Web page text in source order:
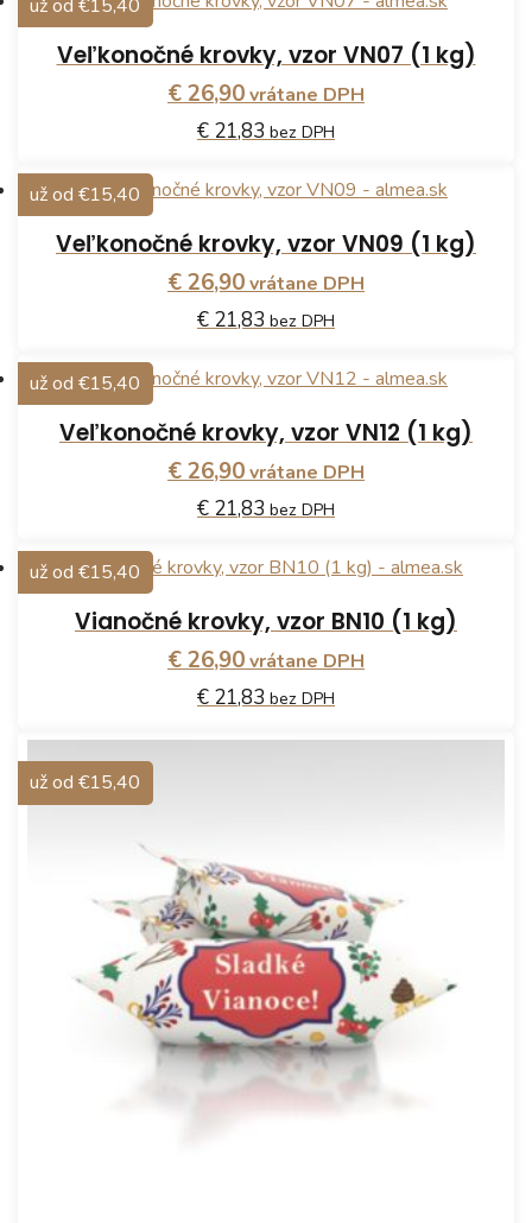
Veľkonočné krovky, vzor VN07 (1 kg)
€ 26,90vrátane DPH
€ 21,83 bez DPH
už od €15,40
Veľkonočné krovky, vzor VN09 (1 kg)
€ 26,90vrátane DPH
€ 21,83 bez DPH
už od €15,40
Veľkonočné krovky, vzor VN12 (1 kg)
€ 26,90vrátane DPH
€ 21,83 bez DPH
už od €15,40
Vianočné krovky, vzor BN10 (1 kg)
€ 26,90vrátane DPH
€ 21,83 bez DPH
už od €15,40
už od €15,40